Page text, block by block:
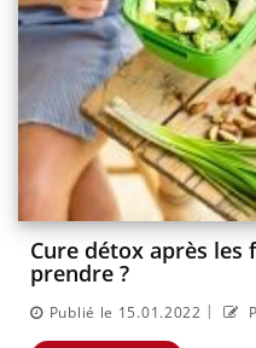
Cure détox après les
prendre ?
Publié le 15.01.2022 |